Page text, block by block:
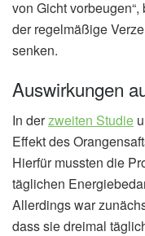
von Gicht
der regelmäßige
senken.
Auswirkungen
In derzweiten Studie
Effekt des
Hierfür mussten die
täglichen
Allerdings war
dass sie dreimal